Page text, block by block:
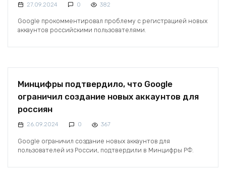
27.09.2024 0 382
Google прокомментировал проблему с регистрацией новых
аккаунтов российскими пользователями.
Минцифры подтвердило, что Google
ограничил создание новых аккаунтов для
россиян
26.09.2024 0 367
Google ограничил создание новых аккаунтов для
пользователей из России, подтвердили в Минцифры РФ.